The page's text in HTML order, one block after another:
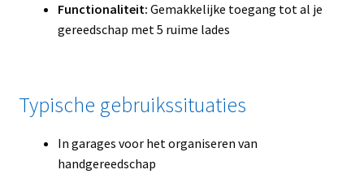
Functionaliteit: Gemakkelijke toegang tot al je
gereedschap met 5 ruime lades
Typische gebruikssituaties
In garages voor het organiseren van
handgereedschap